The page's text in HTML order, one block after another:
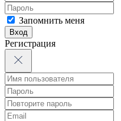
Запомнить меня
Вход
Регистрация